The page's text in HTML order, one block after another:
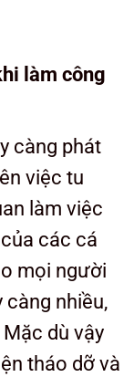
làm công
càng phát
việc tu
làm việc
các cá
mọi người
càng nhiều,
Mặc dù vậy
tháo dỡ và